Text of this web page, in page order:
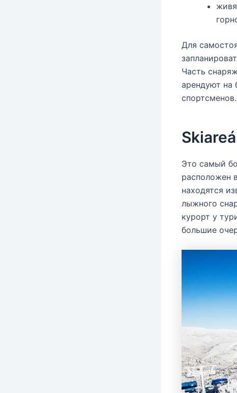
Для
Часть
арендуют на
Это самый
расположен
находятся
лыжного
курорт у
большие